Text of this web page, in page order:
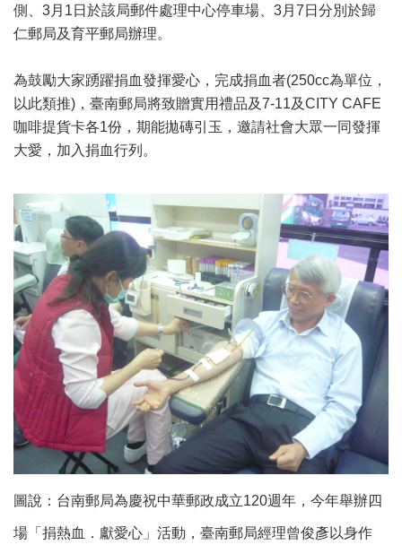
側、3月1日於該局郵件處理中心停車場、3月7日分別於歸
仁郵局及育平郵局辦理。
為鼓勵大家踴躍捐血發揮愛心，完成捐血者(250cc為單位，
以此類推)，臺南郵局將致贈實用禮品及7-11及CITY CAFE
咖啡提貨卡各1份，期能拋磚引玉，邀請社會大眾一同發揮
大愛，加入捐血行列。
圖說：台南郵局為慶祝中華郵政成立120週年，今年舉辦四
場「捐熱血．獻愛心」活動，臺南郵局經理曾俊彥以身作